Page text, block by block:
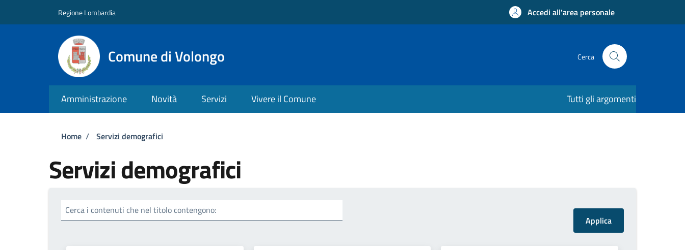
Regione Lombardia Accedi all'area personale
Comune di Volongo Cerca
Amministrazione Novità Servizi Vivere il Comune Tutti gli argomenti
Briciole di pane
Home / Servizi demografici
Servizi demografici
Cerca i contenuti che nel titolo contengono: